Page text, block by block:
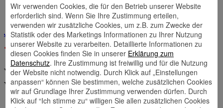
Jetzt kaufen
Wie ergibt sich der Preis? Oder auch:
Wann steigt der Wert?
Wir verwenden Cookies, die für den Betrieb unserer Website
erforderlich sind. Wenn Sie Ihre Zustimmung erteilen,
verwenden wir zusätzliche Cookies, um z.B. zum Zwecke der
Statistik oder des Marketings Informationen zu Ihrer Nutzung
unserer Website zu verarbeiten. Detaillierte Informationen zu
diesen Cookies finden Sie in unserer Erklärung zum
Datenschutz. Ihre Zustimmung ist freiwillig und für die Nutzung
der Website nicht notwendig. Durch Klick auf „Einstellungen
anpassen“ können Sie bestimmen, welche zusätzlichen Cookies
wir auf Grundlage Ihrer Zustimmung verwenden dürfen. Durch
Klick auf “Ich stimme zu“ willigen Sie allen zusätzlichen Cookies